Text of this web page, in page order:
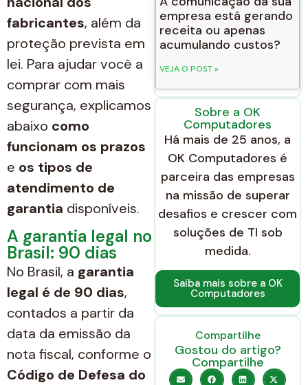
fabricantes, além da
proteção prevista em
lei. Para ajudar você a
comprar com mais
segurança, explicamos
abaixo como
funcionam os prazos
e os tipos de
atendimento de
garantia disponíveis.
A garantia legal no
Brasil: 90 dias
No Brasil, a garantia
legal é de 90 dias,
contados a partir da
data da emissão da
nota fiscal, conforme o
Código de Defesa do
empresa está gerando
receita ou apenas
acumulando custos?
VEJA O POST »
Sobre a OK
Computadores
Há mais de 25 anos, a
OK Computadores é
parceira das empresas
na missão de superar
desafios e crescer com
soluções de TI sob
medida.
Saiba mais sobre a OK
Computadores
Compartilhe
Gostou do artigo?
Compartilhe